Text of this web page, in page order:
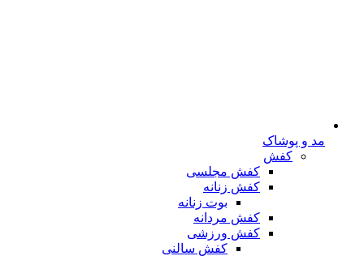
مد و پوشاک
کفش
کفش مجلسی
کفش زنانه
بوت زنانه
کفش مردانه
کفش ورزشی
کفش سالنی